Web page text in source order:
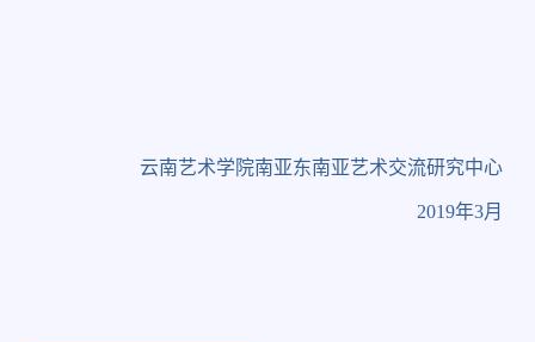
云南艺术学院南亚东南亚艺术交流研究中心
2019年3月